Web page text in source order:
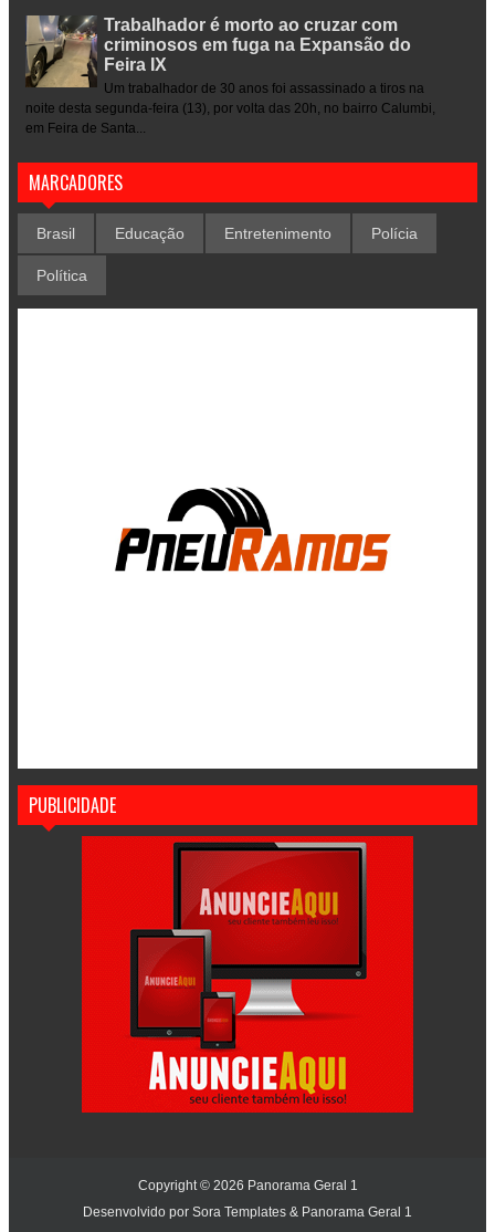
Trabalhador é morto ao cruzar com
criminosos em fuga na Expansão do
Feira IX
Um trabalhador de 30 anos foi assassinado a tiros na
noite desta segunda-feira (13), por volta das 20h, no bairro Calumbi,
em Feira de Santa...
MARCADORES
Brasil Educação Entretenimento Polícia
Política
PUBLICIDADE
Copyright © 2026 Panorama Geral 1
Desenvolvido por Sora Templates & Panorama Geral 1